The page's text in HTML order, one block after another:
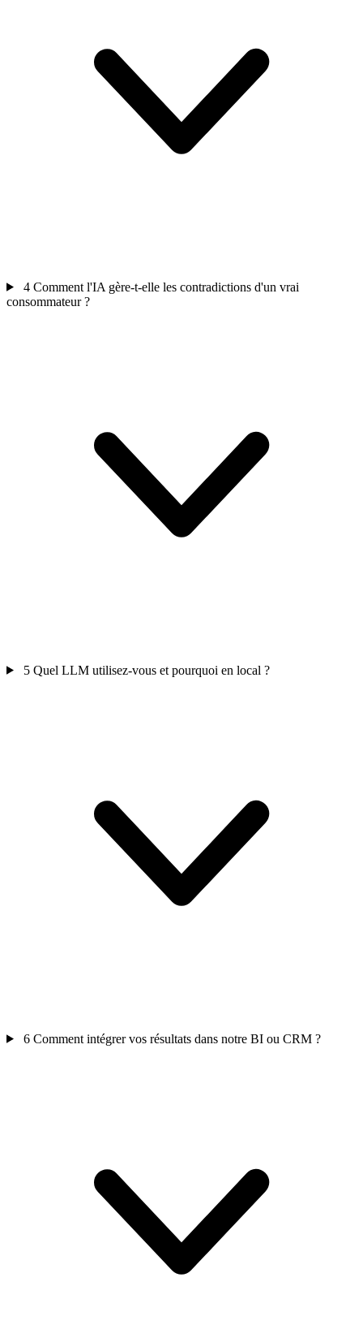
4 Comment l'IA gère-t-elle les contradictions d'un vrai
consommateur ?
5 Quel LLM utilisez-vous et pourquoi en local ?
6 Comment intégrer vos résultats dans notre BI ou CRM ?